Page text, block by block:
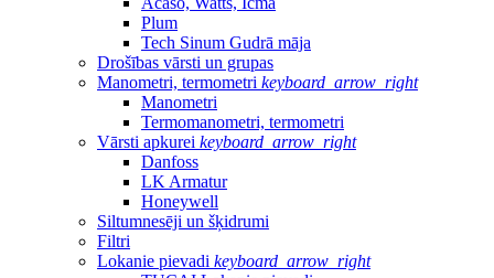
Plum
Tech Sinum Gudrā māja
Drošības vārsti un grupas
Manometri, termometri keyboard_arrow_right
Manometri
Termomanometri, termometri
Vārsti apkurei keyboard_arrow_right
Danfoss
LK Armatur
Honeywell
Siltumnesēji un šķidrumi
Filtri
Lokanie pievadi keyboard_arrow_right